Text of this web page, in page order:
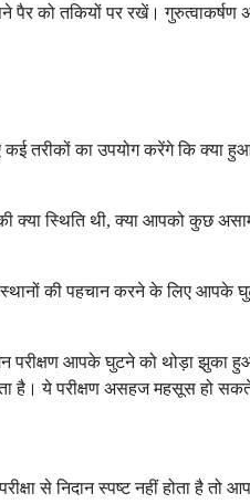
तकियों पर रखें। गुरुत्वाकर्षण
का उपयोग करेंगे कि क्या हुआ
स्थिति थी, क्या आपको कुछ
की पहचान करने के लिए
परीक्षण आपके घुटने को थोड़ा
ये परीक्षण असहज महसूस हो सकते
से निदान स्पष्ट नहीं होता